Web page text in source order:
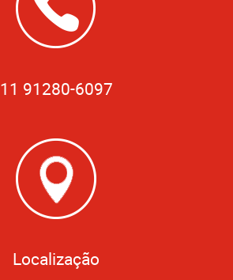
11 91280-6097
Localização